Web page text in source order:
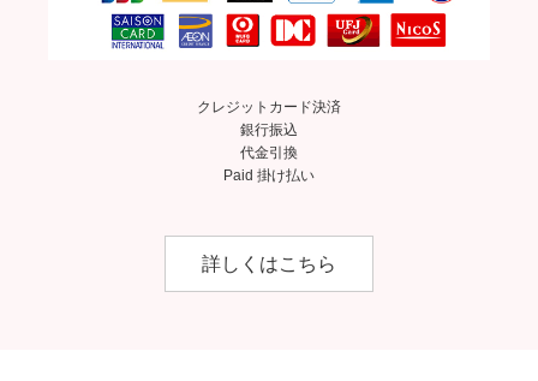
クレジットカード決済
銀行振込
代金引換
Paid 掛け払い
詳しくはこちら